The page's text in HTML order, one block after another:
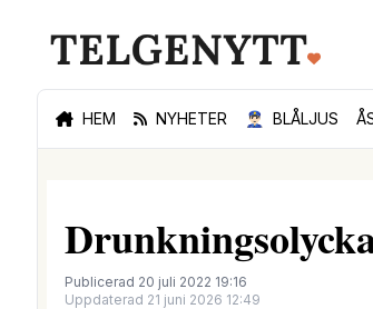
HEM NYHETER 👮🏻‍♂️ BLÅLJUS
Publicerad 20 juli 2022 19:16
Uppdaterad 21 juni 2026 12:49